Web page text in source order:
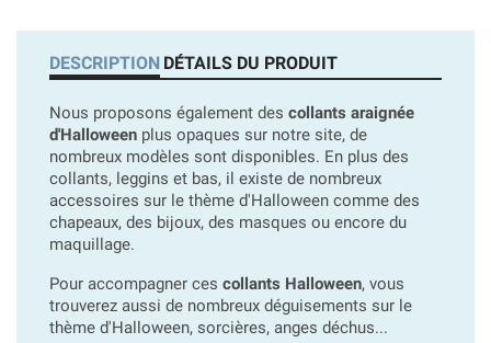
DESCRIPTION DÉTAILS DU PRODUIT
Nous proposons également des collants araignée
d'Halloween plus opaques sur notre site, de
nombreux modèles sont disponibles. En plus des
collants, leggins et bas, il existe de nombreux
accessoires sur le thème d'Halloween comme des
chapeaux, des bijoux, des masques ou encore du
maquillage.
Pour accompagner ces collants Halloween, vous
trouverez aussi de nombreux déguisements sur le
thème d'Halloween, sorcières, anges déchus...